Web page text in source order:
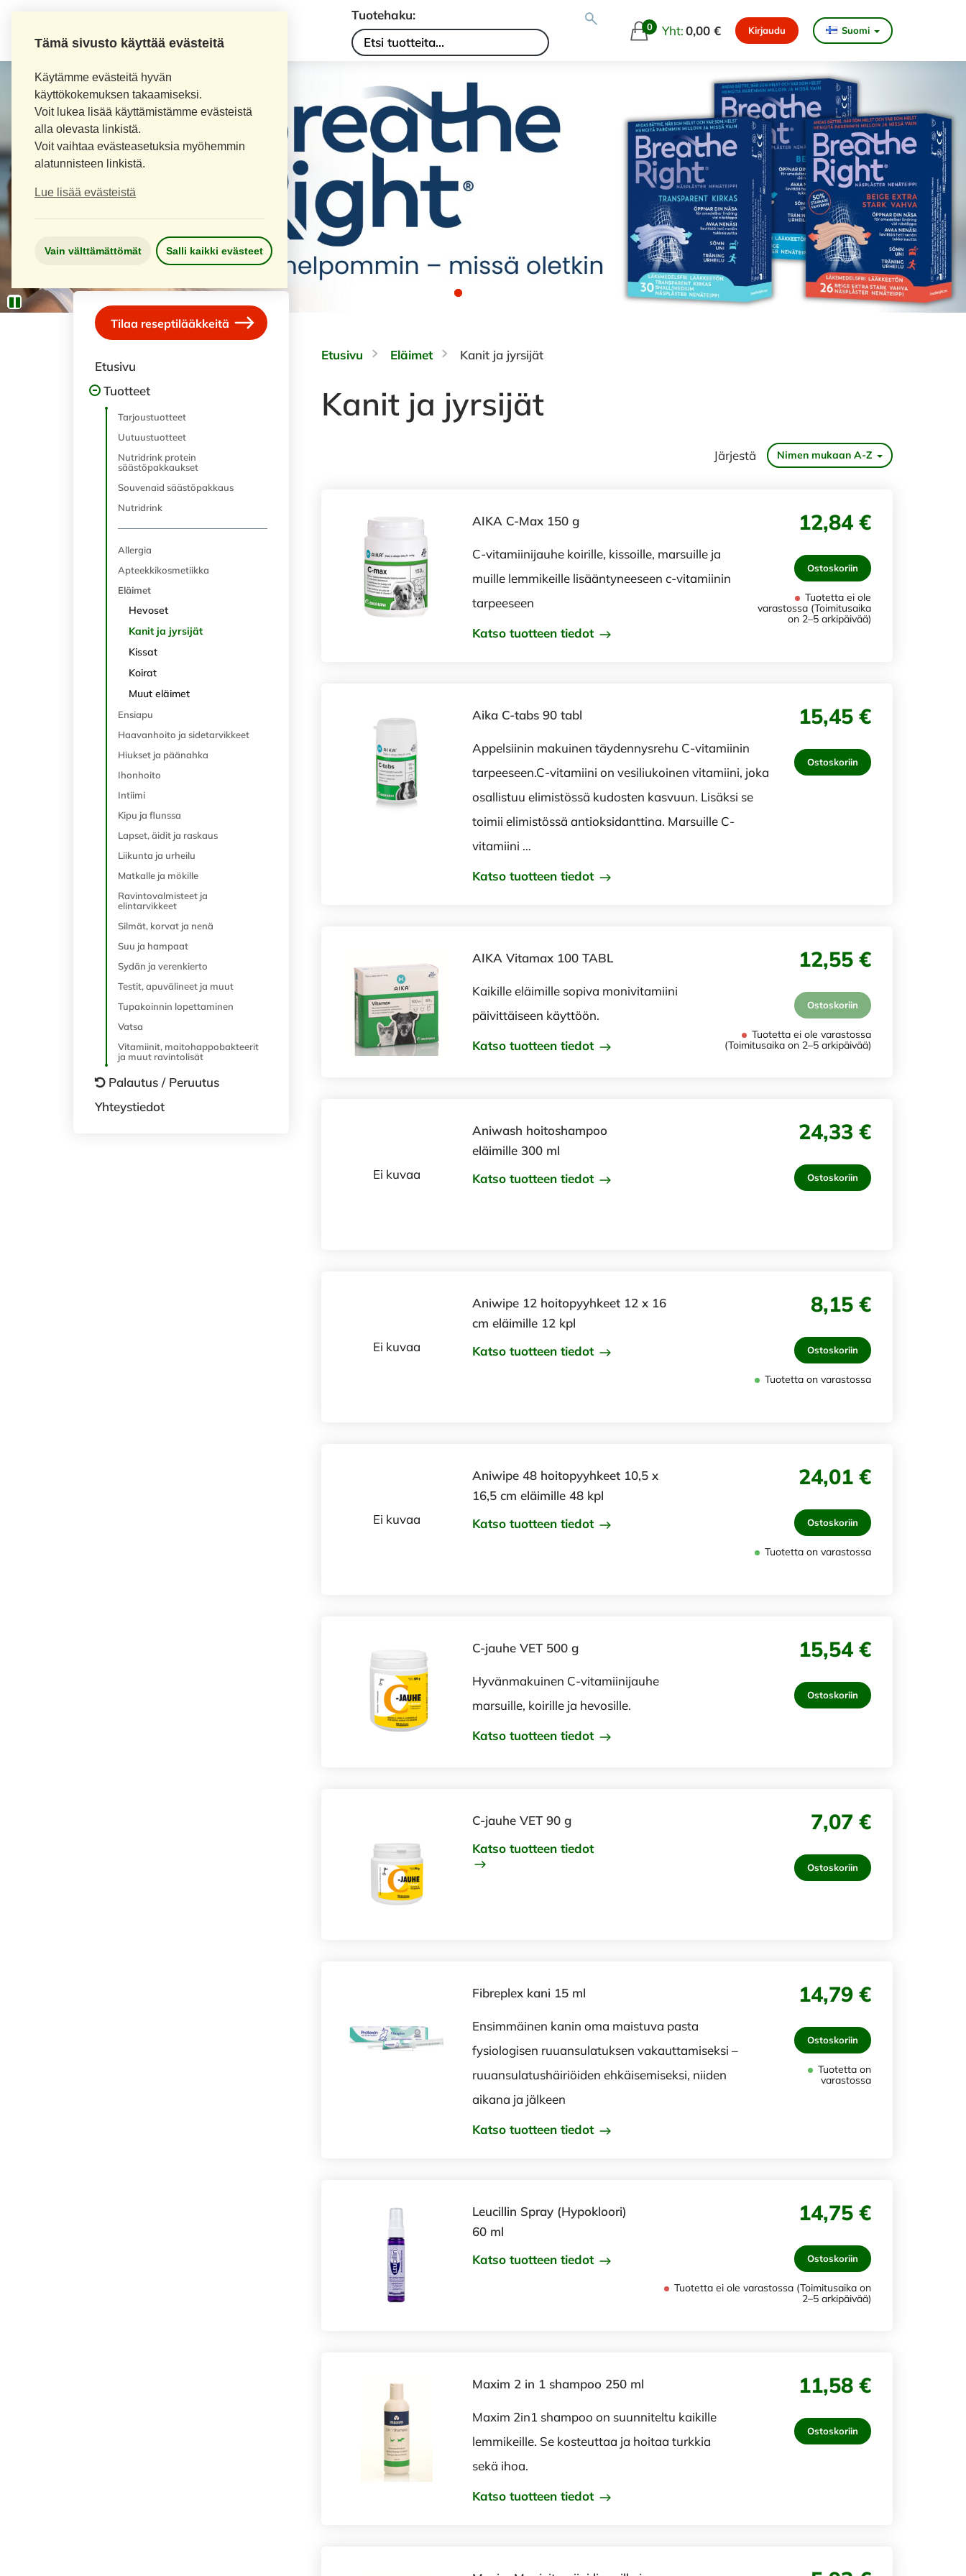
Tämä sivusto käyttää evästeitä
Käytämme evästeitä hyvän
käyttökokemuksen takaamiseksi.
Voit lukea lisää käyttämistämme evästeistä
alla olevasta linkistä.
Voit vaihtaa evästeasetuksia myöhemmin
alatunnisteen linkistä.
Lue lisää evästeistä
Vain välttämättömät Salli kaikki evästeet
Tuotehaku:
0 Yht:0,00 € Kirjaudu Suomi
Tilaa reseptilääkkeitä
Etusivu
Tuotteet
Tarjoustuotteet
Uutuustuotteet
Nutridrink protein
säästöpakkaukset
Souvenaid säästöpakkaus
Nutridrink
Allergia
Apteekkikosmetiikka
Eläimet
Hevoset
Kanit ja jyrsijät
Kissat
Koirat
Muut eläimet
Ensiapu
Haavanhoito ja sidetarvikkeet
Hiukset ja päänahka
Ihonhoito
Intiimi
Kipu ja flunssa
Lapset, äidit ja raskaus
Liikunta ja urheilu
Matkalle ja mökille
Ravintovalmisteet ja
elintarvikkeet
Silmät, korvat ja nenä
Suu ja hampaat
Sydän ja verenkierto
Testit, apuvälineet ja muut
Tupakoinnin lopettaminen
Vatsa
Vitamiinit, maitohappobakteerit
ja muut ravintolisät
Palautus / Peruutus
Yhteystiedot
Etusivu Eläimet Kanit ja jyrsijät
Kanit ja jyrsijät
Järjestä Nimen mukaan A-Z
AIKA C-Max 150 g
C-vitamiinijauhe koirille, kissoille, marsuille ja
muille lemmikeille lisääntyneeseen c-vitamiinin
tarpeeseen
Katso tuotteen tiedot
12,84 €
Ostoskoriin
Tuotetta ei ole
varastossa (Toimitusaika
on 2–5 arkipäivää)
Aika C-tabs 90 tabl
Appelsiinin makuinen täydennysrehu C-vitamiinin
tarpeeseen.C-vitamiini on vesiliukoinen vitamiini, joka
osallistuu elimistössä kudosten kasvuun. Lisäksi se
toimii elimistössä antioksidanttina. Marsuille C-
vitamiini …
Katso tuotteen tiedot
15,45 €
Ostoskoriin
AIKA Vitamax 100 TABL
Kaikille eläimille sopiva monivitamiini
päivittäiseen käyttöön.
Katso tuotteen tiedot
12,55 €
Ostoskoriin
Tuotetta ei ole varastossa
(Toimitusaika on 2–5 arkipäivää)
Ei kuvaa
Aniwash hoitoshampoo
eläimille 300 ml
Katso tuotteen tiedot
24,33 €
Ostoskoriin
Ei kuvaa
Aniwipe 12 hoitopyyhkeet 12 x 16
cm eläimille 12 kpl
Katso tuotteen tiedot
8,15 €
Ostoskoriin
Tuotetta on varastossa
Ei kuvaa
Aniwipe 48 hoitopyyhkeet 10,5 x
16,5 cm eläimille 48 kpl
Katso tuotteen tiedot
24,01 €
Ostoskoriin
Tuotetta on varastossa
C-jauhe VET 500 g
Hyvänmakuinen C-vitamiinijauhe
marsuille, koirille ja hevosille.
Katso tuotteen tiedot
15,54 €
Ostoskoriin
C-jauhe VET 90 g
Katso tuotteen tiedot
7,07 €
Ostoskoriin
Fibreplex kani 15 ml
Ensimmäinen kanin oma maistuva pasta
fysiologisen ruuansulatuksen vakauttamiseksi –
ruuansulatushäiriöiden ehkäisemiseksi, niiden
aikana ja jälkeen
Katso tuotteen tiedot
14,79 €
Ostoskoriin
Tuotetta on
varastossa
Leucillin Spray (Hypokloori)
60 ml
Katso tuotteen tiedot
14,75 €
Ostoskoriin
Tuotetta ei ole varastossa (Toimitusaika on
2–5 arkipäivää)
Maxim 2 in 1 shampoo 250 ml
Maxim 2in1 shampoo on suunniteltu kaikille
lemmikeille. Se kosteuttaa ja hoitaa turkkia
sekä ihoa.
Katso tuotteen tiedot
11,58 €
Ostoskoriin